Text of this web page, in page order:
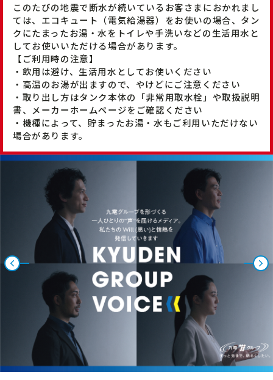
このたびの地震で断水が続いているお客さまにおかれまし
ては、エコキュート（電気給湯器）をお使いの場合、タン
クにたまったお湯・水をトイレや手洗いなどの生活用水と
してお使いいただける場合があります。
【ご利用時の注意】
・飲用は避け、生活用水としてお使いください
・高温のお湯が出ますので、やけどにご注意ください
・取り出し方はタンク本体の「非常用取水栓」や取扱説明
書、メーカーホームページをご確認ください
・機種によって、貯まったお湯・水もご利用いただけない
場合があります。